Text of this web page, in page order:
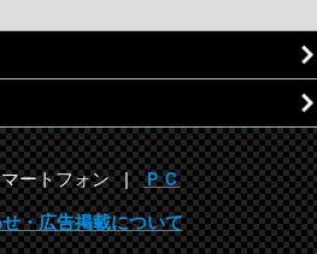
マートフォン |ＰＣ
・広告掲載について